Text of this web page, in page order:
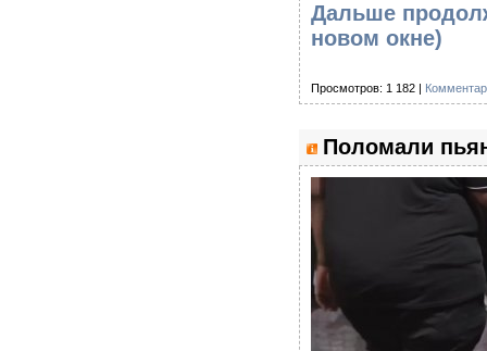
Дальше
новом окне)
Просмотров: 1 182 |
Поломали